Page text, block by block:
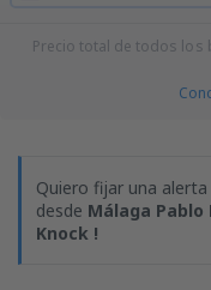
Precio total de todos los
Quiero fijar una
desde Málaga Pablo
Knock !